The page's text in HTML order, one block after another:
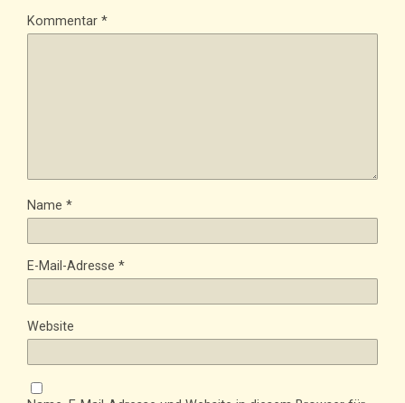
Kommentar *
Name *
E-Mail-Adresse *
Website